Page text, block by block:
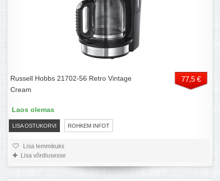
Russell Hobbs 21702-56 Retro Vintage
Cream
77,5 €
LISA OSTUKORVI ROHKEM INFOT
Laos olemas
Lisa lemmikuks
Lisa võrdlusesse